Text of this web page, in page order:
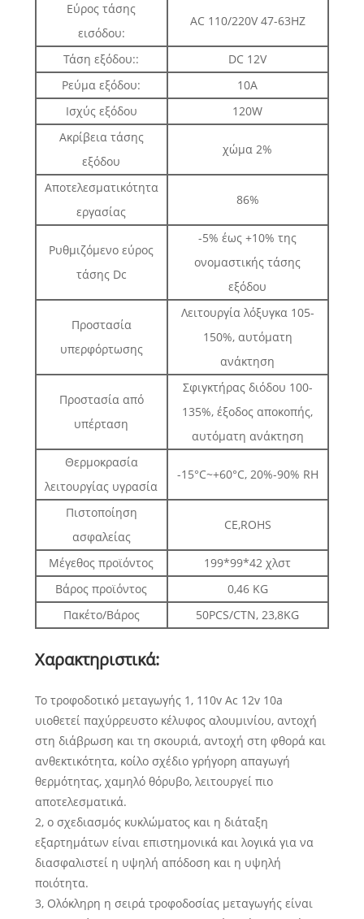
Εύρος τάσης
εισόδου:
AC 110/220V 47-63HZ
Τάση εξόδου::
DC 12V
Ρεύμα εξόδου:
10Α
Ισχύς εξόδου
120W
Ακρίβεια τάσης
εξόδου
χώμα 2%
Αποτελεσματικότητα
εργασίας
86%
Ρυθμιζόμενο εύρος
τάσης Dc
-5% έως +10% της
ονομαστικής τάσης
εξόδου
Προστασία
υπερφόρτωσης
Λειτουργία λόξυγκα 105-
150%, αυτόματη
ανάκτηση
Προστασία από
υπέρταση
Σφιγκτήρας διόδου 100-
135%, έξοδος αποκοπής,
αυτόματη ανάκτηση
Θερμοκρασία
λειτουργίας υγρασία
-15°C~+60°C, 20%-90% RH
Πιστοποίηση
ασφαλείας
CE,ROHS
Μέγεθος προϊόντος
199*99*42 χλστ
Βάρος προϊόντος
0,46 KG
Πακέτο/Βάρος
50PCS/CTN, 23,8KG
Χαρακτηριστικά:
Το τροφοδοτικό μεταγωγής 1, 110v Ac 12v 10a
υιοθετεί παχύρρευστο κέλυφος αλουμινίου, αντοχή
στη διάβρωση και τη σκουριά, αντοχή στη φθορά και
ανθεκτικότητα, κοίλο σχέδιο γρήγορη απαγωγή
θερμότητας, χαμηλό θόρυβο, λειτουργεί πιο
αποτελεσματικά.
2, ο σχεδιασμός κυκλώματος και η διάταξη
εξαρτημάτων είναι επιστημονικά και λογικά για να
διασφαλιστεί η υψηλή απόδοση και η υψηλή
ποιότητα.
3, Ολόκληρη η σειρά τροφοδοσίας μεταγωγής είναι